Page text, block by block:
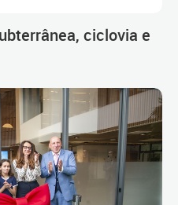
ciclovia e